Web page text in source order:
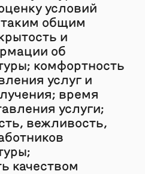
условий
таким общим
и
об
комфортность
услуг и
время
услуги;
вежливость,
качеством